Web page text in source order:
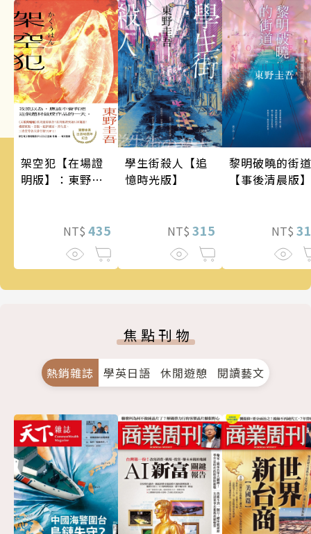
架空犯【在場證
明版】：東野圭
蝠》系列重磅新
NT$ 435
學生街殺人【追
憶時光版】
NT$ 315
黎明破曉的街道
【事後清晨版】
NT$
焦點刊物
熱銷雜誌 學英日語 休閒遊憩 閱讀藝文